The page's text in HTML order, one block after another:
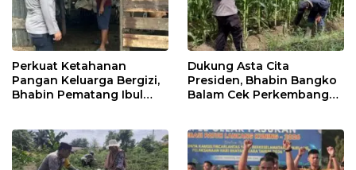
Perkuat Ketahanan
Pangan Keluarga Bergizi,
Bhabin Pematang Ibul
Dukung Asta Cita
Presiden, Bhabin Bangko
Balam Cek Perkembangan